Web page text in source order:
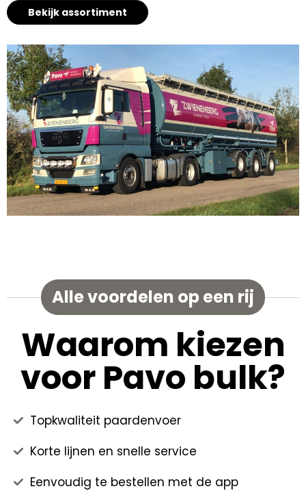
Bekijk assortiment
Alle voordelen op een rij
Waarom kiezen
voor Pavo bulk?
Topkwaliteit paardenvoer
Korte lijnen en snelle service
Eenvoudig te bestellen met de app